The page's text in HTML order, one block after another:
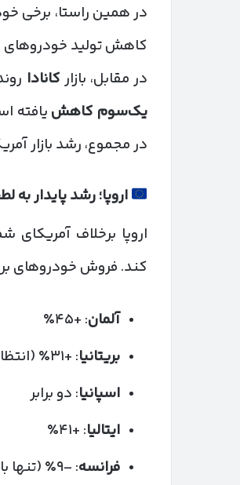
در همین راستا، برخی
کاهش تولید خودروهای
در مقابل، بازار کانادا
یک‌سوم کاهش یافته
در مجموع، رشد بازار
اروپا؛ رشد پایدار
اروپا برخلاف آمریکای
کند. فروش خودروهای
آلمان: +۴۵٪
بریتانیا: +۳۱٪ (انتظار جهش در سپتامبر با ثبت پلاک‌های جدید)
اسپانیا: دو برابر
ایتالیا: +۴۱٪
فرانسه: –۹٪ (تنها بازار منفی)